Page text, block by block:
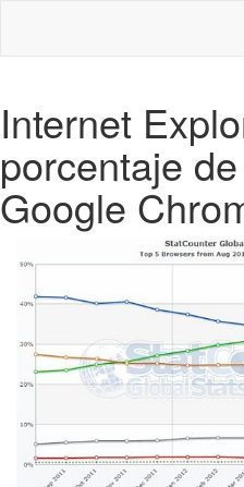
Internet
porcentaje
Google